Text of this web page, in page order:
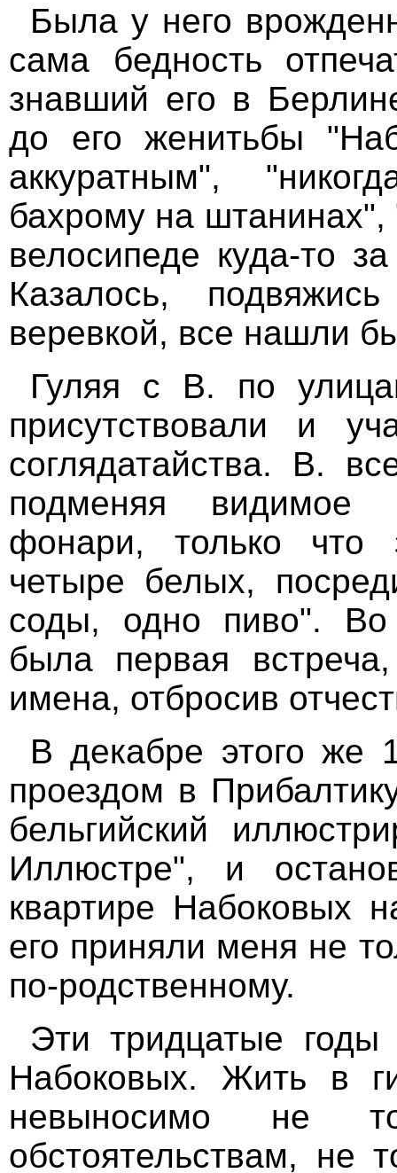
Была у него
сама бедность
знавший его в
до его женитьбы
аккуратным",
бахрому на штанинах",
велосипеде куда-то
Казалось,
веревкой, все нашли
Гуляя с В. по
присутствовали и
соглядатайства. В.
подменяя видимое
фонари, только что
четыре белых,
соды, одно пиво". Во
была первая
имена, отбросив
В декабре этого же
проездом в
бельгийский
Иллюстре", и
квартире Набоковых
его приняли меня не
по-родственному.
Эти тридцатые
Набоковых. Жить в
невыносимо не
обстоятельствам, не